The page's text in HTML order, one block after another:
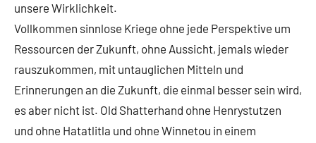
unsere Wirklichkeit.
Vollkommen sinnlose Kriege ohne jede Perspektive um
Ressourcen der Zukunft, ohne Aussicht, jemals wieder
rauszukommen, mit untauglichen Mitteln und
Erinnerungen an die Zukunft, die einmal besser sein wird,
es aber nicht ist. Old Shatterhand ohne Henrystutzen
und ohne Hatatlitla und ohne Winnetou in einem